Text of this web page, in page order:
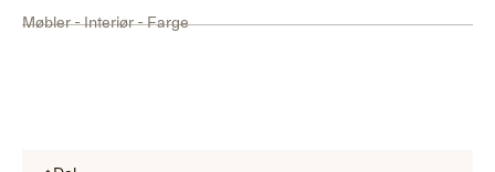
Møbler - Interiør - Farge